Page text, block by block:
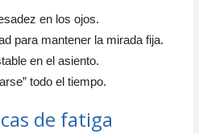
en los ojos.
para mantener la mirada fija.
en el asiento.
todo el tiempo.
de fatiga